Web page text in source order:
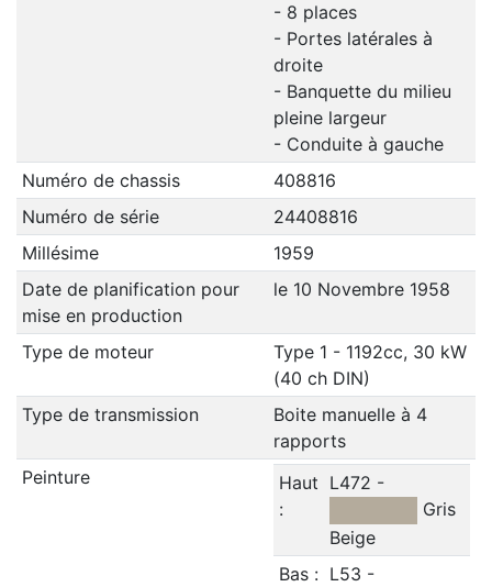
- 8 places
- Portes latérales à
droite
- Banquette du milieu
pleine largeur
- Conduite à gauche
Numéro de chassis
408816
Numéro de série
24408816
Millésime
1959
Date de planification pour
mise en production
le 10 Novembre 1958
Type de moteur
Type 1 - 1192cc, 30 kW
(40 ch DIN)
Type de transmission
Boite manuelle à 4
rapports
Peinture
Haut
:
L472 -
Gris
Beige
Bas : L53 -